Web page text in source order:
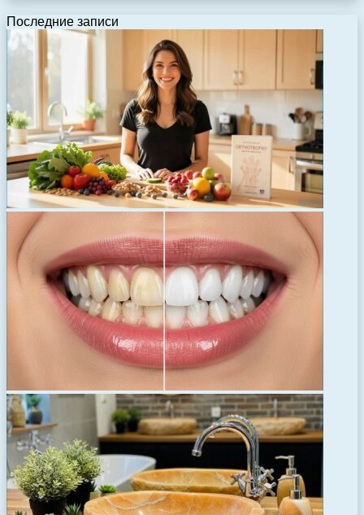
Последние записи